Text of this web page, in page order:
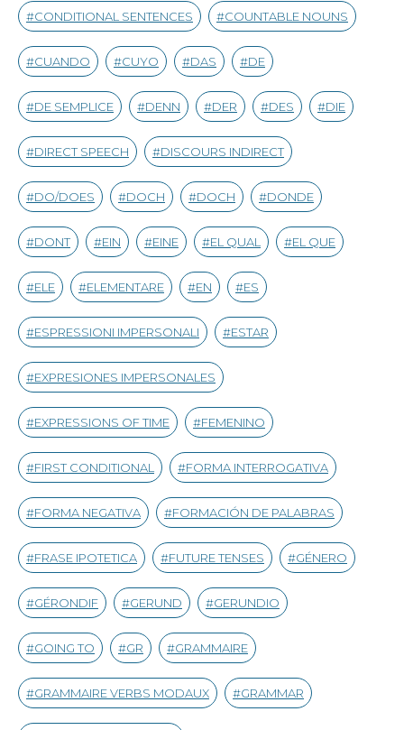
CONDITIONAL SENTENCES COUNTABLE NOUNS
CUANDO CUYO DAS DE
DE SEMPLICE DENN DER DES DIE
DIRECT SPEECH DISCOURS INDIRECT
DO/DOES DOCH DOCH DONDE
DONT EIN EINE EL QUAL EL QUE
ELE ELEMENTARE EN ES
ESPRESSIONI IMPERSONALI ESTAR
EXPRESIONES IMPERSONALES
EXPRESSIONS OF TIME FEMENINO
FIRST CONDITIONAL FORMA INTERROGATIVA
FORMA NEGATIVA FORMACIÓN DE PALABRAS
FRASE IPOTETICA FUTURE TENSES GÉNERO
GÉRONDIF GERUND GERUNDIO
GOING TO GR GRAMMAIRE
GRAMMAIRE VERBS MODAUX GRAMMAR